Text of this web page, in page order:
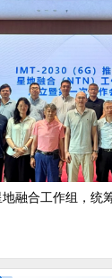
融合工作组，统